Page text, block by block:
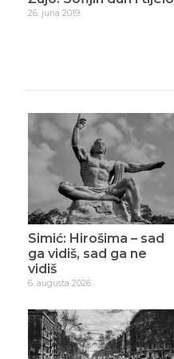
26. juna 2019.
Simić: Hirošima – sad
ga vidiš, sad ga ne
vidiš
6. augusta 2026.